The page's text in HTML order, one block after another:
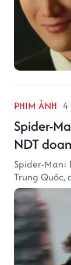
PHIM ẢNH 4
Spider-
NDT
Spider-Man:
Trung Quốc,